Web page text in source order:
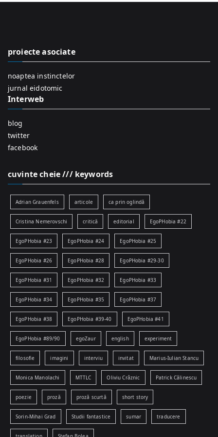
o
proiecte asociate
noaptea instinctelor
jurnal eidotomic
Interweb
blog
twitter
facebook
cuvinte cheie /// keywords
Adrian Grauenfels articole ca prin oglindă
Cristina Nemerovschi critică editorial EgoPHobia #22
EgoPHobia #23 EgoPHobia #24 EgoPHobia #25
EgoPHobia #26 EgoPHobia #28 EgoPHobia #29-30
EgoPHobia #31 EgoPHobia #32 EgoPHobia #33
EgoPHobia #34 EgoPHobia #35 EgoPHobia #37
EgoPHobia #38 EgoPHobia #39-40 EgoPHobia #41
EgoPHobia #89/90 egoZaur english experiment
filosofie imagini interviu invitat Marius-Iulian Stancu
Monica Manolachi MTTLC Oliviu Crâznic Patrick Călinescu
poezie proză proză scurtă short story
Sorin-Mihai Grad Studii fantastice sumar traducere